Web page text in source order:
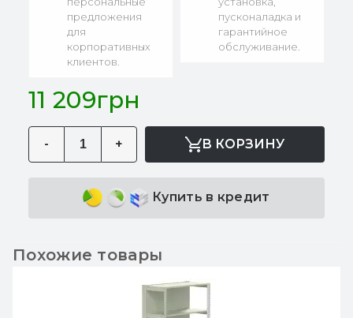
предложения
для
корпоративных
клиентов.
пусконаладка и
гарантийное
обслуживание.
11 209грн
- + В КОРЗИНУ
Купить в кредит
Похожие товары